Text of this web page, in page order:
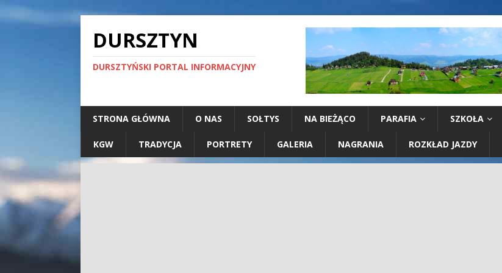
DURSZTYN
DURSZTYŃSKI PORTAL INFORMACYJNY
STRONA GŁÓWNA O NAS SOŁTYS NA BIEŻĄCO PARAFIA SZKOŁA
KGW TRADYCJA PORTRETY GALERIA NAGRANIA ROZKŁAD JAZDY